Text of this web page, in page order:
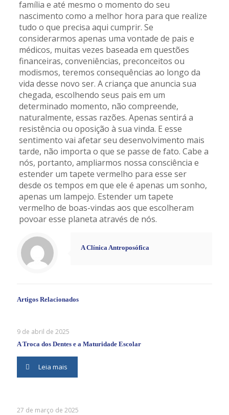
família e até mesmo o momento do seu
nascimento como a melhor hora para que realize
tudo o que precisa aqui cumprir. Se
considerarmos apenas uma vontade de pais e
médicos, muitas vezes baseada em questões
financeiras, conveniências, preconceitos ou
modismos, teremos consequências ao longo da
vida desse novo ser. A criança que anuncia sua
chegada, escolhendo seus pais em um
determinado momento, não compreende,
naturalmente, essas razões. Apenas sentirá a
resistência ou oposição à sua vinda. E esse
sentimento vai afetar seu desenvolvimento mais
tarde, não importa o que se passe de fato. Cabe a
nós, portanto, ampliarmos nossa consciência e
estender um tapete vermelho para esse ser
desde os tempos em que ele é apenas um sonho,
apenas um lampejo. Estender um tapete
vermelho de boas-vindas aos que escolheram
povoar esse planeta através de nós.
A Clínica Antroposófica
Artigos Relacionados
9 de abril de 2025
A Troca dos Dentes e a Maturidade Escolar
Leia mais
27 de março de 2025